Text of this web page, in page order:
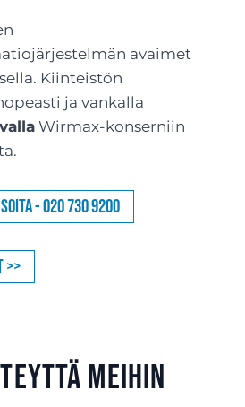
avaimet
Kiinteistön
ja vankalla
Wirmax-konserniin
Soita - 020 730 9200
meihin